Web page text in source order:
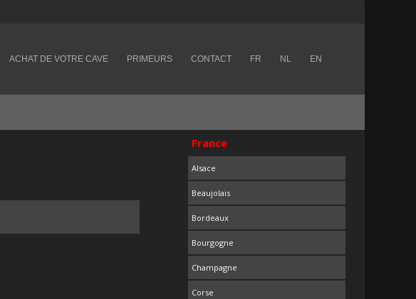
ACHAT DE VOTRE CAVE PRIMEURS CONTACT FR NL EN
France
Alsace
Beaujolais
Bordeaux
Bourgogne
Champagne
Corse